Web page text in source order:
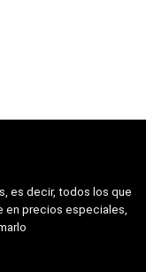
es decir, todos los que
en precios especiales,